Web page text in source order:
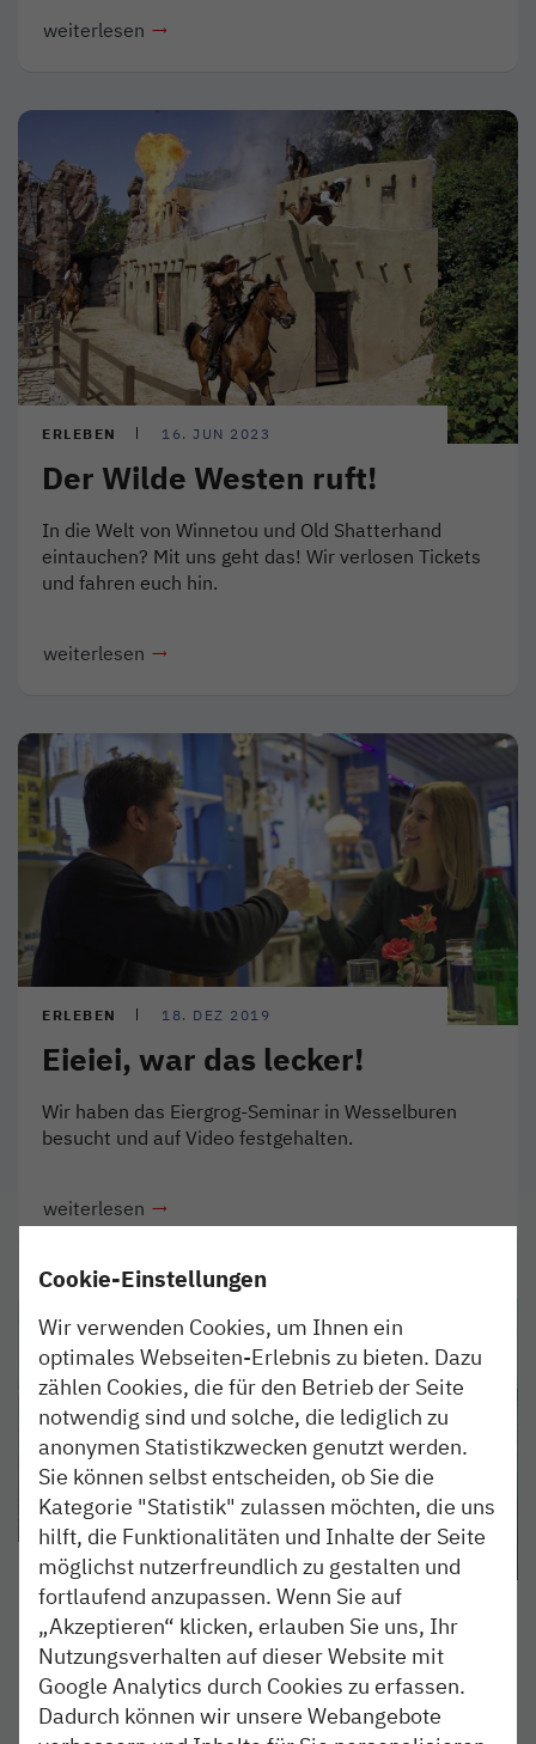
weiterlesen
ERLEBEN 16. JUN 2023
Der Wilde Westen ruft!
In die Welt von Winnetou und Old Shatterhand
eintauchen? Mit uns geht das! Wir verlosen Tickets
und fahren euch hin.
weiterlesen
ERLEBEN 18. DEZ 2019
Eieiei, war das lecker!
Wir haben das Eiergrog-Seminar in Wesselburen
besucht und auf Video festgehalten.
weiterlesen
ERLEBEN 26. JUL 2019
Tag am Meer.
10 Jahre Weltnaturerbe – das Jubiläum ist der
perfekte Anlass, sich endlich mal ins Wattenmeer
aufzumachen!
Cookie-Einstellungen
Wir verwenden Cookies, um Ihnen ein
optimales Webseiten-Erlebnis zu bieten. Dazu
zählen Cookies, die für den Betrieb der Seite
notwendig sind und solche, die lediglich zu
anonymen Statistikzwecken genutzt werden.
Sie können selbst entscheiden, ob Sie die
Kategorie "Statistik" zulassen möchten, die uns
hilft, die Funktionalitäten und Inhalte der Seite
möglichst nutzerfreundlich zu gestalten und
fortlaufend anzupassen. Wenn Sie auf
„Akzeptieren“ klicken, erlauben Sie uns, Ihr
Nutzungsverhalten auf dieser Website mit
Google Analytics durch Cookies zu erfassen.
Dadurch können wir unsere Webangebote